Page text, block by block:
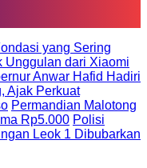
yang Sering
Unggulan dari Xiaomi
Anwar Hafid Hadiri
Ajak Perkuat
Permandian Malotong
Rp5.000 Polisi
Leok 1 Dibubarkan